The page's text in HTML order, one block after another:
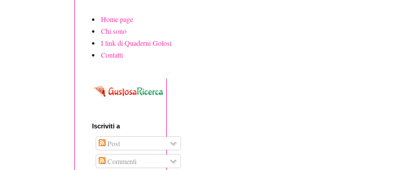
Home page
Chi sono
I link di Quaderni Golosi
Contatti
Iscriviti a
Post
Commenti